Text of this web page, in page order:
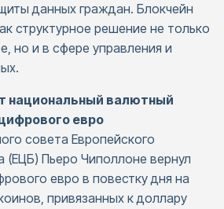
данных граждан. Блокчейн
структурное решение не только
но и в сфере управления и
национальный валютный
евро
совета Европейского
(ЕЦБ) Пьеро Чиполлоне вернул
евро в повестку дня на
привязанных к доллару